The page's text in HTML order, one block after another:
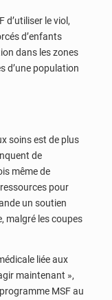
d’utiliser le viol,
d’enfants
dans les zones
d’une population
soins est de plus
de
même de
pour
un soutien
malgré les coupes
liée aux
maintenant »,
MSF au